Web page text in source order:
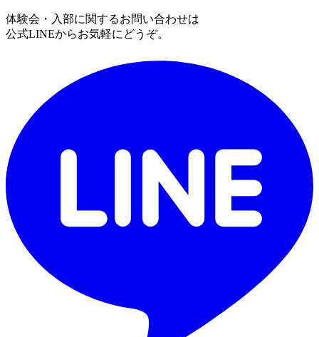
体験会・入部に関するお問い合わせは
公式LINEからお気軽にどうぞ。